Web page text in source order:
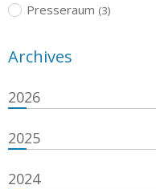
Presseraum (3)
Archives
2026
2025
2024